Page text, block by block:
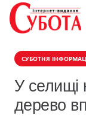
СУБОТНЯ
У селищі
дерево